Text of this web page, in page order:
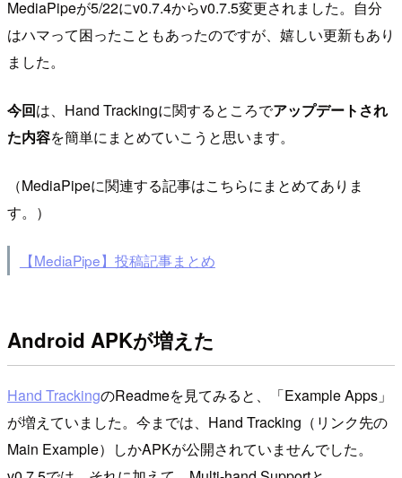
MediaPipeが5/22にv0.7.4からv0.7.5変更されました。自分
はハマって困ったこともあったのですが、嬉しい更新もあり
ました。
今回は、Hand Trackingに関するところでアップデートされ
た内容を簡単にまとめていこうと思います。
（MediaPipeに関連する記事はこちらにまとめてありま
す。）
【MediaPipe】投稿記事まとめ
Android APKが増えた
Hand TrackingのReadmeを見てみると、「Example Apps」
が増えていました。今までは、Hand Tracking（リンク先の
Main Example）しかAPKが公開されていませんでした。